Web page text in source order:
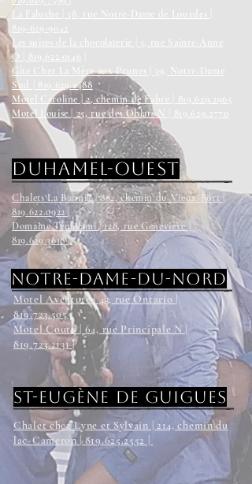
La Faluche | 38, rue Notre-Dame de Lourdes |
819-629-9042
Les suites de la chocolaterie | 5, rue Sainte-Anne
O | 819.622.0146
Gîte Chez La Mère aux Prunes | 39, Notre-Dame
Sud | 819.629.2488
Motel Caroline | 2, chemin de Fabre | 819.629.2965
Motel Louise | 25, rue des Oblats N | 819.629.2770
|
Duhamel-Ouest
Chalets La Bannik | 862, chemin du Vieux-Fort |
819.622.0922 |
Domaine Témikami | 128, rue Geneviève |
819.629.3618 |
Notre-Dame-Du-Nord
Motel Aventure | 43, rue Ontario |
819.723.5055
Motel Coutu | 64, rue Principale N |
819.723.2131 |
St-Eugène de Guigues
Chalet chez Lyne et Sylvain | 214, chemin du
lac-Cameron | 819.625.2552 |